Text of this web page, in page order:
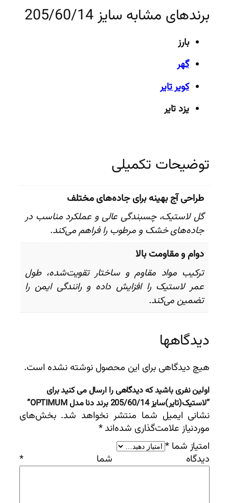
برندهای مشابه سایز 205/60/14
بارز
گهر
کویر تایر
یزد تایر
توضیحات تکمیلی
طراحی آج بهینه برای جاده‌های مختلف
گل لاستیک، چسبندگی عالی و عملکرد مناسب در
جاده‌های خشک و مرطوب را فراهم می‌کند.
دوام و مقاومت بالا
ترکیب مواد مقاوم و ساختار تقویت‌شده، طول
عمر لاستیک را افزایش داده و رانندگی ایمن را
تضمین می‌کند.
دیدگاهها
هیچ دیدگاهی برای این محصول نوشته نشده است.
اولین نفری باشید که دیدگاهی را ارسال می کنید برای
“لاستیک(تایر)سایز 205/60/14 برند دنا مدل OPTIMUM”
نشانی ایمیل شما منتشر نخواهد شد. بخش‌های
موردنیاز علامت‌گذاری شده‌اند*
امتیاز شما *
دیدگاه شما*